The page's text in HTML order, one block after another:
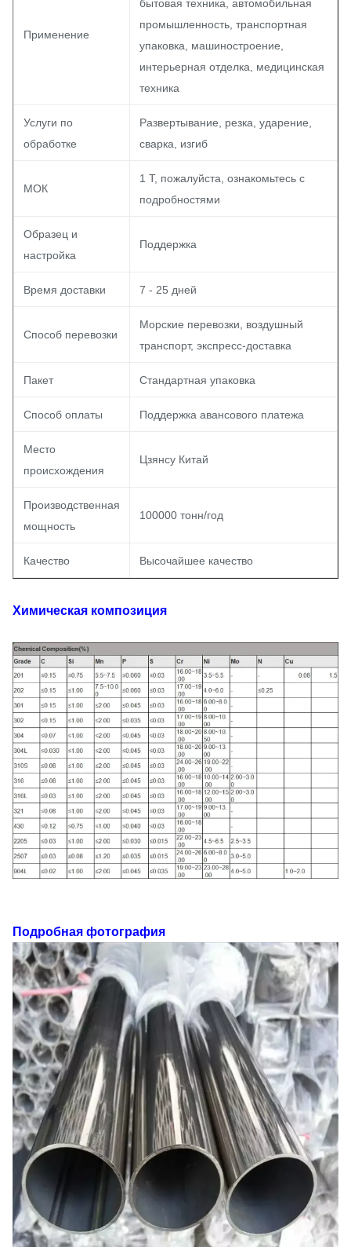
Применение
бытовая техника, автомобильная
промышленность, транспортная
упаковка, машиностроение,
интерьерная отделка, медицинская
техника
Услуги по
обработке
Развертывание, резка, ударение,
сварка, изгиб
МОК
1 T, пожалуйста, ознакомьтесь с
подробностями
Образец и
настройка
Поддержка
Время доставки 7 - 25 дней
Способ перевозки
Морские перевозки, воздушный
транспорт, экспресс-доставка
Пакет Стандартная упаковка
Способ оплаты Поддержка авансового платежа
Место
происхождения
Цзянсу Китай
Производственная
мощность
100000 тонн/год
Качество Высочайшее качество
Химическая композиция
Подробная фотография